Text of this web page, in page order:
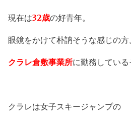
現在は32歳の好青年。
眼鏡をかけて朴訥そうな感じの方
クラレ倉敷事業所に勤務している
クラレは女子スキージャンプの